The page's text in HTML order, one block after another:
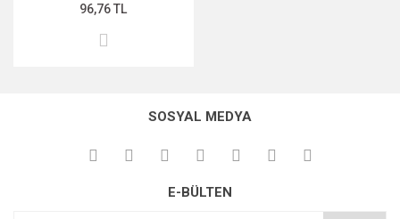
96,76 TL
SOSYAL MEDYA
E-BÜLTEN